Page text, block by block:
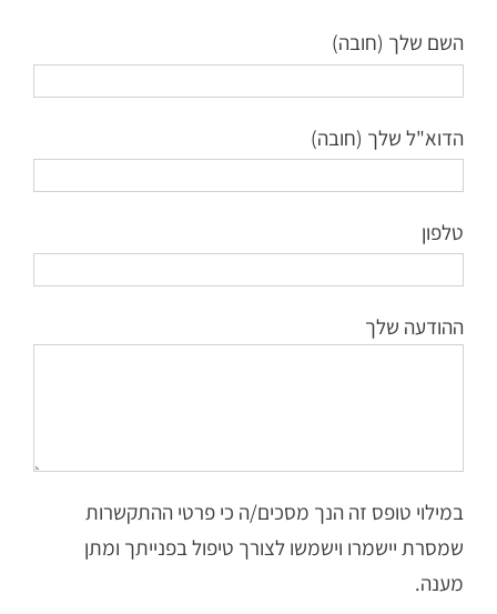
השם שלך (חובה)
הדוא"ל שלך (חובה)
טלפון
ההודעה שלך
במילוי טופס זה הנך מסכים/ה כי פרטי ההתקשרות
שמסרת יישמרו וישמשו לצורך טיפול בפנייתך ומתן
מענה.